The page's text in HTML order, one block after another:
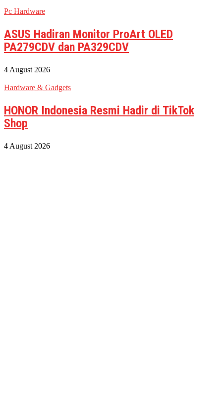
Pc Hardware
ASUS Hadiran Monitor ProArt OLED
PA279CDV dan PA329CDV
4 August 2026
Hardware & Gadgets
HONOR Indonesia Resmi Hadir di TikTok
Shop
4 August 2026